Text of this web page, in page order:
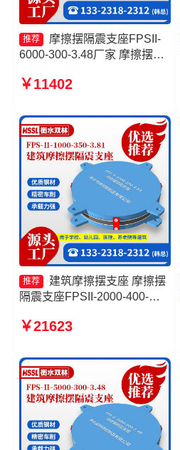
推荐
摩擦摆隔震支座FPSII-
6000-300-3.48厂家 摩擦摆隔
建筑摩擦摆支座 10000KN摩
￥11402
推荐
建筑摩擦摆支座 摩擦摆
隔震支座FPSII-2000-400-
型支座生产厂家 摩擦摆支座
￥21623